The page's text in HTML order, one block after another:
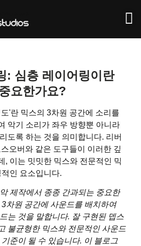
: 심층 레이어링이란
요한가요?
'란 믹스의 3차원 공간에 소리를
악기 소리가 좌우 방향뿐 아니라
도록 하는 것을 의미합니다. 리버
오버와 같은 도구들이 이러한 깊
, 이는 밋밋한 믹스와 전문적인 믹
인 요소입니다.
제작에서 종종 간과되는 중요한
차원 공간에 사운드를 배치하여
는 것을 말합니다. 잘 구현된 뎁스
불균형한 믹스와 전문적인 사운드
준이 될 수 있습니다. 이 블로그